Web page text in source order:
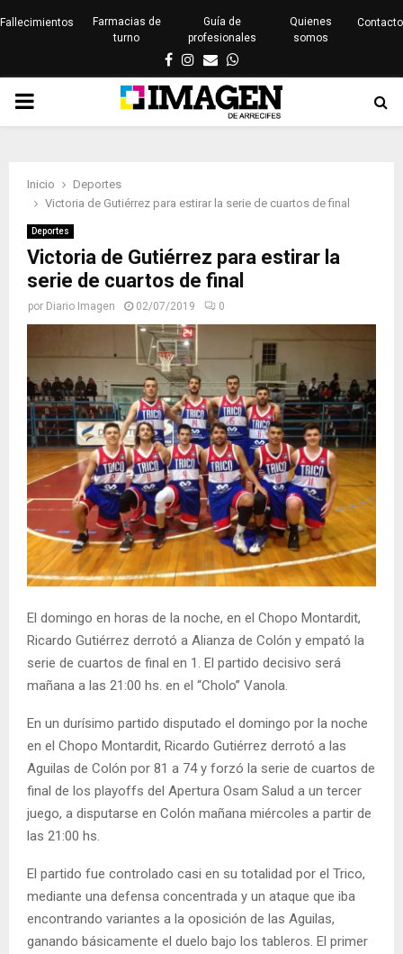
Fallecimientos
Farmacias de
turno
Guía de
profesionales
Quienes
somos
Contacto
Facebook
Instagram
EmailWhatsapp
PRIMARY
Inicio
Deportes
Victoria de Gutiérrez para estirar la serie de cuartos de final
Deportes
Victoria de Gutiérrez para estirar la
serie de cuartos de final
por Diario Imagen 02/07/2019 0
El domingo en horas de la noche, en el Chopo Montardit,
Ricardo Gutiérrez derrotó a Alianza de Colón y empató la
serie de cuartos de final en 1. El partido decisivo será
mañana a las 21:00 hs. en el “Cholo” Vanola.
En un durísimo partido disputado el domingo por la noche
en el Chopo Montardit, Ricardo Gutiérrez derrotó a las
Aguilas de Colón por 81 a 74 y forzó la serie de cuartos de
final de los playoffs del Apertura Osam Salud a un tercer
juego, a disputarse en Colón mañana miércoles a partir de
las 21:00 hs.
El partido fue controlado casi en su totalidad por el Trico,
mediante una defensa concentrada y un ataque que iba
encontrando variantes a la oposición de las Aguilas,
ganando básicamente el duelo bajo los tableros. El primer